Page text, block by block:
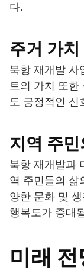
다.
주거 가
북항 재개발 사
트의 가치 또한
도 긍정적인 신
지역 주
북항 재개발과
역 주민들의 삶
양한 문화 및
행복도가 증대
미래 전